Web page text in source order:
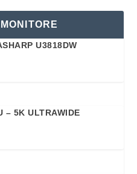
U3818DW
– 5K ULTRAWIDE